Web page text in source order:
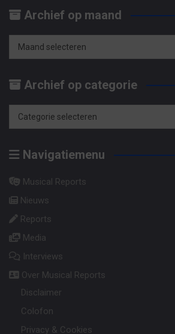
k
Archief op maand
Archief
maandArchief op categorie
Archief
categorie
Navigatiemenu
Musical Reports
Nieuws
Reports
Media
Interviews
Over Musical Reports
Disclaimer
Colofon
Privacy & Cookies